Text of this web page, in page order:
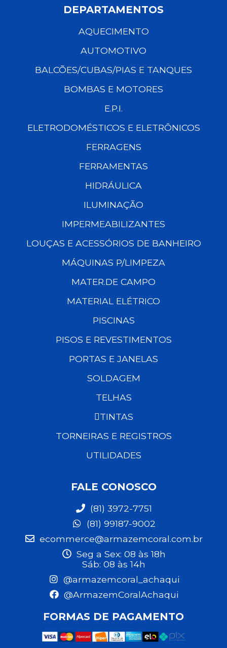
DEPARTAMENTOS
AQUECIMENTO
AUTOMOTIVO
BALCÕES/CUBAS/PIAS E TANQUES
BOMBAS E MOTORES
E.P.I.
ELETRODOMÉSTICOS E ELETRÔNICOS
FERRAGENS
FERRAMENTAS
HIDRÁULICA
ILUMINAÇÃO
IMPERMEABILIZANTES
LOUÇAS E ACESSÓRIOS DE BANHEIRO
MÁQUINAS P/LIMPEZA
MATER.DE CAMPO
MATERIAL ELÉTRICO
PISCINAS
PISOS E REVESTIMENTOS
PORTAS E JANELAS
SOLDAGEM
TELHAS
TINTAS
TORNEIRAS E REGISTROS
UTILIDADES
FALE CONOSCO
(81) 3972-7751
(81) 99187-9002
ecommerce@armazemcoral.com.br
Seg a Sex: 08 às 18h
Sáb: 08 às 14h
@armazemcoral_achaqui
@ArmazemCoralAchaqui
FORMAS DE PAGAMENTO